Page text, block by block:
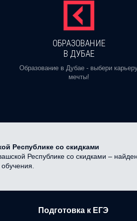
ОБРАЗОВАНИЕ
В ДУБАЕ
Образование в Дубае - выбери
мечты!
Республике со скидками
Республике со скидками –
Подготовка к ЕГЭ